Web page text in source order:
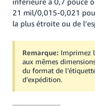
21 mil/0,015-0,021
la plus étroite ou de
Remarque: Imprimez
aux mêmes
du format de
d’expédition.